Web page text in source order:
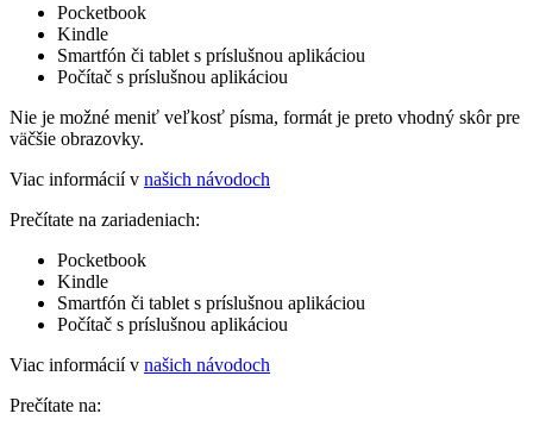
Pocketbook
Kindle
Smartfón či tablet s príslušnou aplikáciou
Počítač s príslušnou aplikáciou
Nie je možné meniť veľkosť písma, formát je preto vhodný skôr pre
väčšie obrazovky.
Viac informácií v našich návodoch
Prečítate na zariadeniach:
Pocketbook
Kindle
Smartfón či tablet s príslušnou aplikáciou
Počítač s príslušnou aplikáciou
Viac informácií v našich návodoch
Prečítate na: